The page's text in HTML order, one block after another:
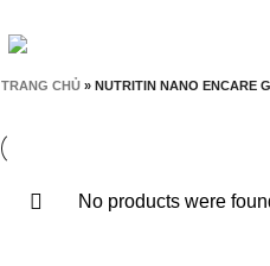
TRANG CHỦ » NUTRITIN NANO ENCARE
No products were